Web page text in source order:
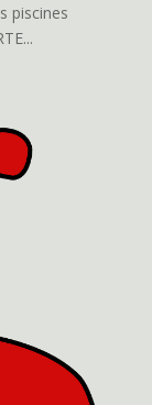
piscines